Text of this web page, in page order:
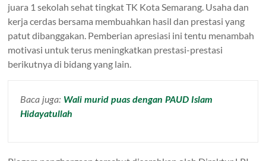
juara 1 sekolah sehat tingkat TK Kota Semarang. Usaha dan
kerja cerdas bersama membuahkan hasil dan prestasi yang
patut dibanggakan. Pemberian apresiasi ini tentu menambah
motivasi untuk terus meningkatkan prestasi-prestasi
berikutnya di bidang yang lain.
Baca juga: Wali murid puas dengan PAUD Islam
Hidayatullah